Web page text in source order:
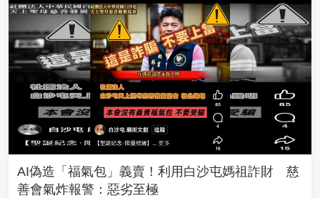
AI偽造「福氣包」義賣！利用白沙屯媽祖詐財 慈
善會氣炸報警：惡劣至極